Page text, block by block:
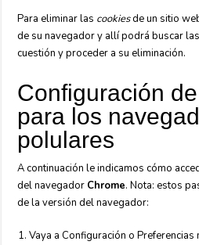
Para eliminar las cookiesde un sitio
de su navegador y allí podrá buscar
cuestión y proceder a su eliminación.
Configuración de
para los
polulares
A continuación le indicamos cómo
del navegador Chrome. Nota: estos
de la versión del navegador:
Vaya a Configuración o